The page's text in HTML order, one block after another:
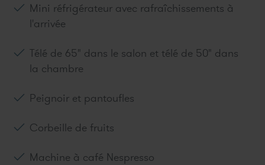
Mini réfrigérateur avec rafraîchissements à
l'arrivée
Télé de 65" dans le salon et télé de 50" dans
la chambre
Peignoir et pantoufles
Corbeille de fruits
Machine à café Nespresso